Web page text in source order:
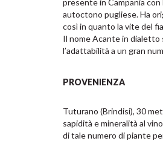
presente in Campania
autoctono pugliese. Ha
così in quanto la vite del
Il nome Acante in dialetto
l’adattabilità a un gran
PROVENIENZA
Tuturano (Brindisi), 30
sapidità e mineralità al
di tale numero di piante